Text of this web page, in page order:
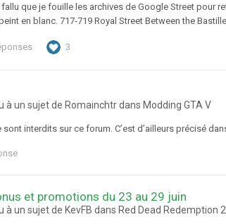
que je fouille les archives de Google Street pour
en blanc. 717-719 Royal Street Between the
3
à un sujet de Romainchtr dans Modding GTA V
interdits sur ce forum. C’est d’ailleurs précisé
et promotions du 23 au 29 juin
un sujet de KevFB dans Red Dead Redemption 2